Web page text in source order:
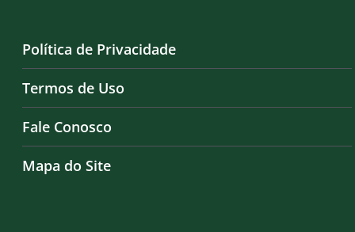
Política de Privacidade
Termos de Uso
Fale Conosco
Mapa do Site